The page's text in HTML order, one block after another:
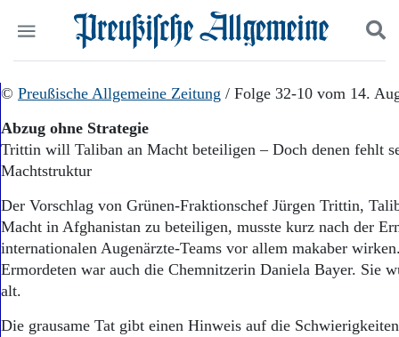
Politik
Panorama
Geschichte
Ostpreußen
Pommern
Berlin-Brandenburg
Bücher
Suchen und finden
© Preußische Allgemeine Zeitung / Folge 32-10 vom 14.
Abzug ohne Strategie
Trittin will Taliban an Macht beteiligen – Doch denen fehlt
Machtstruktur
Der Vorschlag von Grünen-Fraktionschef Jürgen Trittin,
Macht in Afghanistan zu beteiligen, musste kurz nach der
internationalen Augenärzte-Teams vor allem makaber
Ermordeten war auch die Chemnitzerin Daniela Bayer. Sie
alt.
Die grausame Tat gibt einen Hinweis auf die